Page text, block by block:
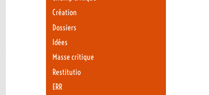
Création
Dossiers
Idées
Masse critique
Restitutio
ERR